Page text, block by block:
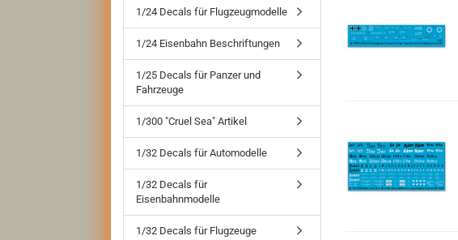
1/24 Decals für Flugzeugmodelle
1/24 Eisenbahn Beschriftungen
1/25 Decals für Panzer und
Fahrzeuge
1/300 "Cruel Sea" Artikel
1/32 Decals für Automodelle
1/32 Decals für
Eisenbahnmodelle
1/32 Decals für Flugzeuge